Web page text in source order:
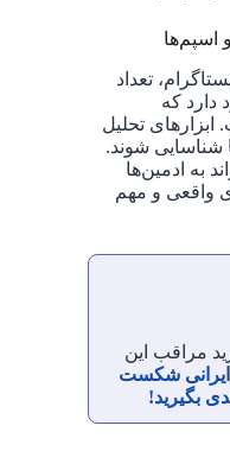
اسپم‌ها
تعداد
دارد که
تحلیل
شناسایی شوند.
به ادمین‌ها
واقعی و مهم
مراقب این
ایرانی شکست
بگیرید!